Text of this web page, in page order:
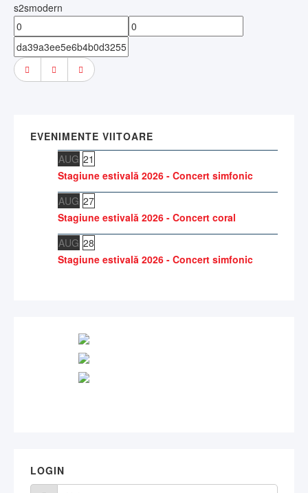
s2smodern
EVENIMENTE VIITOARE
AUG 21
Stagiune estivală 2026 - Concert simfonic
AUG 27
Stagiune estivală 2026 - Concert coral
AUG 28
Stagiune estivală 2026 - Concert simfonic
LOGIN